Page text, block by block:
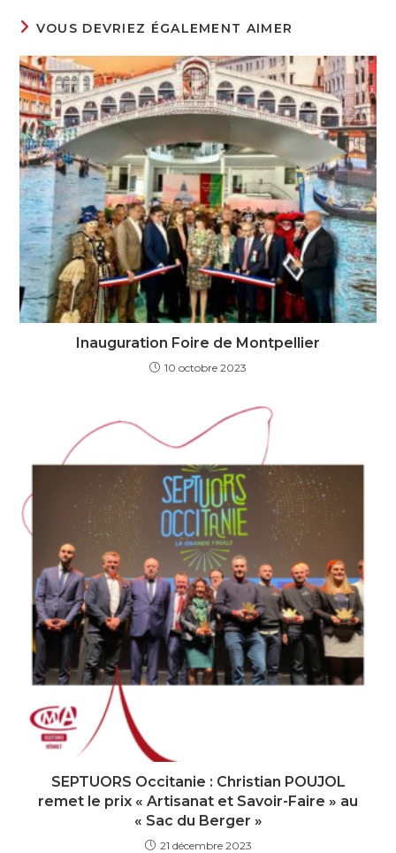
VOUS DEVRIEZ ÉGALEMENT AIMER
Inauguration Foire de Montpellier
10 octobre 2023
SEPTUORS Occitanie : Christian POUJOL
remet le prix « Artisanat et Savoir-Faire » au
« Sac du Berger »
21 décembre 2023